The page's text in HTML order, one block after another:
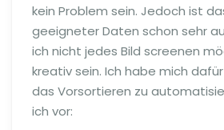
kein Problem sein. Jedoch ist
geeigneter Daten schon sehr
ich nicht jedes Bild screenen
kreativ sein. Ich habe mich
das Vorsortieren zu
ich vor: